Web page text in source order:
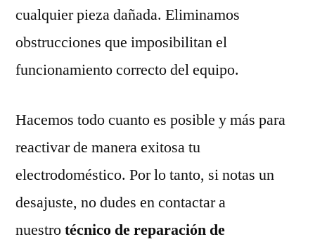
cualquier pieza dañada. Eliminamos
obstrucciones que imposibilitan el
funcionamiento correcto del equipo.
Hacemos todo cuanto es posible y más para
reactivar de manera exitosa tu
electrodoméstico. Por lo tanto, si notas un
desajuste, no dudes en contactar a
nuestrotécnico de reparación de